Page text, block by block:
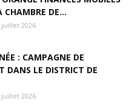
CHAMBRE DE...
juillet 2026
: CAMPAGNE DE
DANS LE DISTRICT DE
juillet 2026